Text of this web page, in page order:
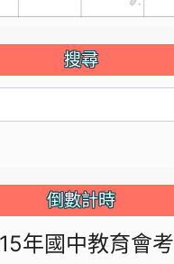
搜尋
倒數計時
年國中教育會考